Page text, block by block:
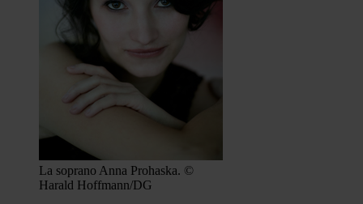
La soprano Anna Prohaska. ©
Harald Hoffmann/DG